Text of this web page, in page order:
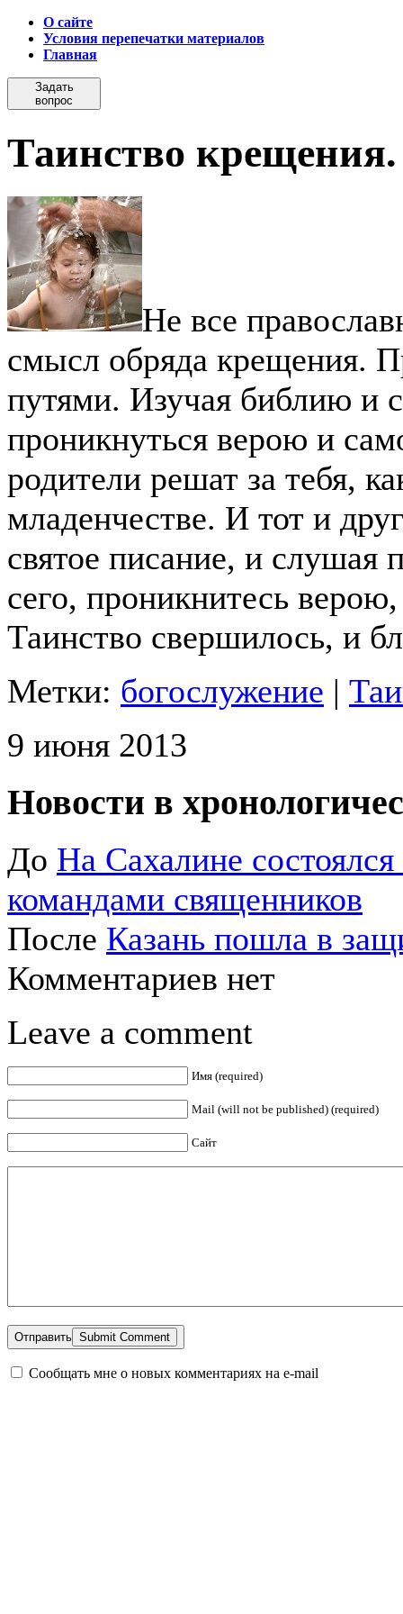
О сайте
Условия перепечатки материалов
Главная
Задать
вопрос
Таинство
Не все
смысл обряда крещения.
путями. Изучая библию и
проникнуться верою и
родители решат за тебя,
младенчестве. И тот и
святое писание, и
сего, проникнитесь
Таинство свершилось, и
Метки: богослужение |
9 июня 2013
Новости в
До На Сахалине
командами священников
После Казань пошла в
Комментариев нет
Leave a comment
Имя (required)
Mail (will not be published) (required)
Сайт
Отправить
Сообщать мне о новых комментариях на e-mail